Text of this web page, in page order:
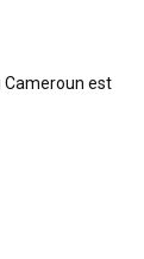
Cameroun est